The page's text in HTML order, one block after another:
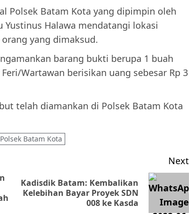
Polsek Batam Kota yang dipimpin oleh
Yustinus Halawa mendatangi lokasi
yang dimaksud.
barang bukti berupa 1 buah
Wartawan berisikan uang sebesar Rp 3
telah diamankan di Polsek Batam Kota
Polsek Batam Kota
Previous
Next
Next
Kadisdik Batam: Kembalikan
Kelebihan Bayar Proyek SDN
008 ke Kasda